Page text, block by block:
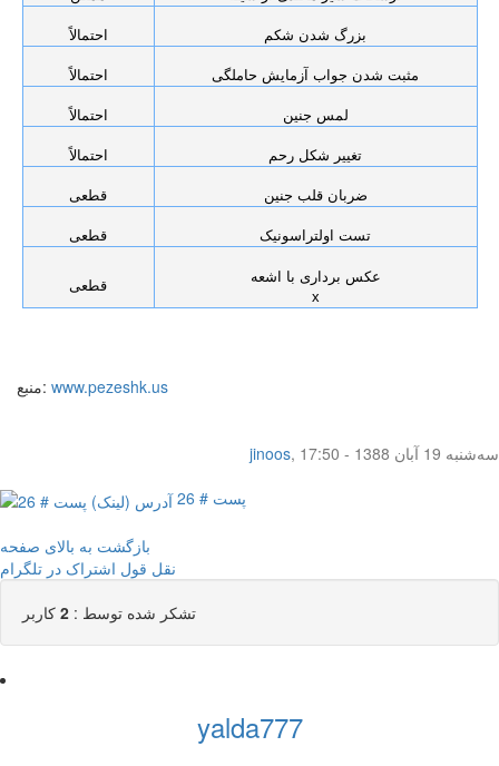
احتمالاً بزرگ شدن شکم
احتمالاً مثبت شدن جواب آزمایش حاملگی
احتمالاً لمس جنین
احتمالاً تغییر شکل رحم
قطعی ضربان قلب جنین
قطعی تست اولتراسونیک
قطعی
عکس برداری با اشعه
x
منبع: www.pezeshk.us
jinoos,
سه‌شنبه 19 آبان 1388 - 17:50
پست # 26
بازگشت به بالای صفحه
نقل قول اشتراک در تلگرام
تشکر شده توسط : 2 کاربر
yalda777